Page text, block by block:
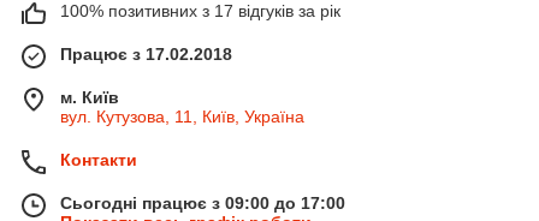
100% позитивних з 17 відгуків за рік
Працює з 17.02.2018
м. Київ
вул. Кутузова, 11, Київ, Україна
Контакти
Сьогодні працює з 09:00 до 17:00